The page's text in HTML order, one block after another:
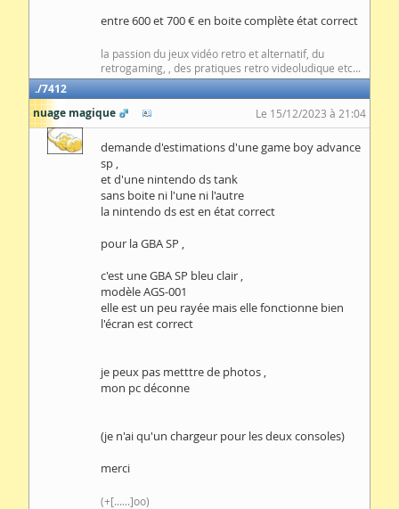
entre 600 et 700 € en boite complète état correct
la passion du jeux vidéo retro et alternatif, du
retrogaming, , des pratiques retro videoludique etc...
7412
nuage magique
Le 15/12/2023 à 21:04
demande d'estimations d'une game boy advance
sp ,
et d'une nintendo ds tank
sans boite ni l'une ni l'autre
la nintendo ds est en état correct
pour la GBA SP ,
c'est une GBA SP bleu clair ,
modèle AGS-001
elle est un peu rayée mais elle fonctionne bien
l'écran est correct
je peux pas metttre de photos ,
mon pc déconne
(je n'ai qu'un chargeur pour les deux consoles)
merci
(+[......]oo)